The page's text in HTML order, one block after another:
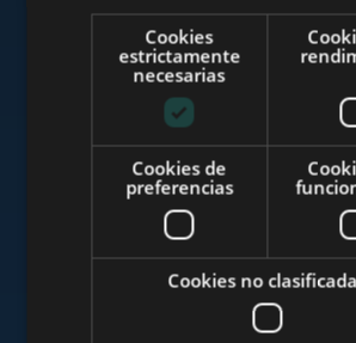
www.towerassistance.com
www.budapestluxuryapartments.hu
Cookies
estrictamente
necesarias
Cookies de
preferencias
Cookies no